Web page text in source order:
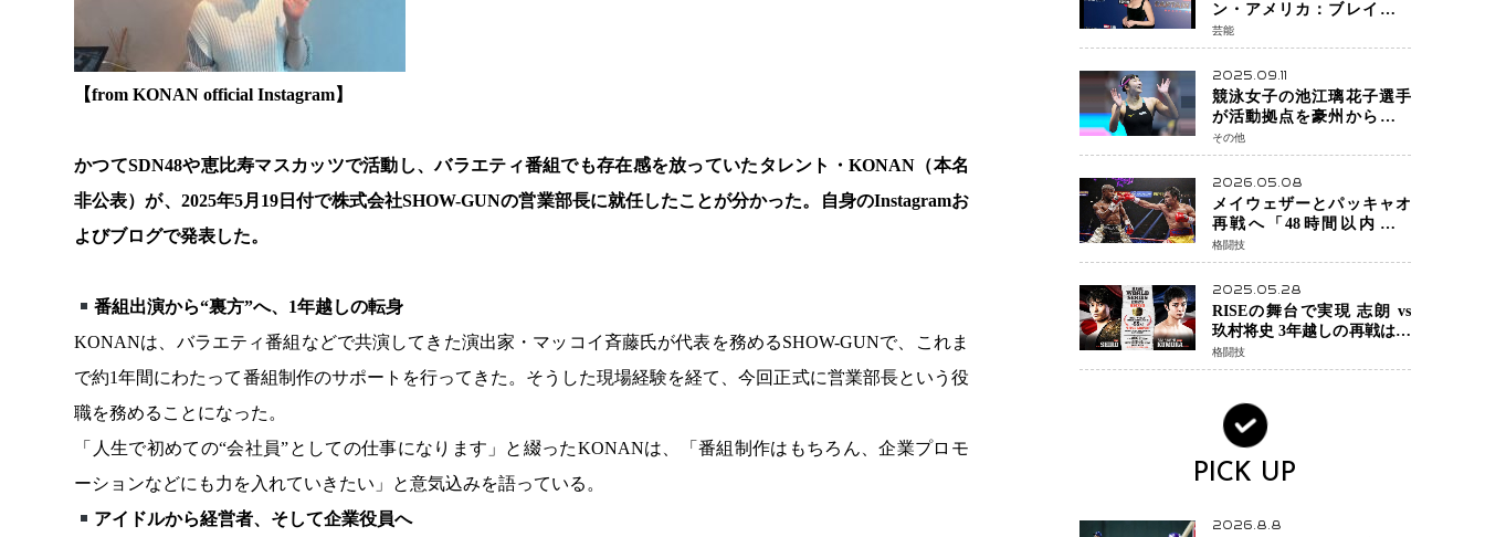
【from KONAN official Instagram】
かつてSDN48や恵比寿マスカッツで活動し、バラエティ番組でも存在感を放っていたタレント・KONAN（本名
非公表）が、2025年5月19日付で株式会社SHOW-GUNの営業部長に就任したことが分かった。自身のInstagramお
よびブログで発表した。
番組出演から“裏方”へ、1年越しの転身
KONANは、バラエティ番組などで共演してきた演出家・マッコイ斉藤氏が代表を務めるSHOW-GUNで、これま
で約1年間にわたって番組制作のサポートを行ってきた。そうした現場経験を経て、今回正式に営業部長という役
職を務めることになった。
「人生で初めての“会社員”としての仕事になります」と綴ったKONANは、「番組制作はもちろん、企業プロモ
ーションなどにも力を入れていきたい」と意気込みを語っている。
アイドルから経営者、そして企業役員へ
ン・アメリカ：ブレイブ・
ニュー・ワールド』 新ブラ
ック・ウィドウ役のシラ・
ハースとは！？
芸能
2025.09.11
競泳女子の池江璃花子選手
が活動拠点を豪州から日本
へ！ 豪州での挑戦を糧に、
28年ロサンゼルス五輪へ再
始動
その他
2026.05.08
メイウェザーとパッキャオ
再戦へ「48時間以内に決
着」公式戦かエキシビショ
ンか混迷続く
格闘技
2025.05.28
RISEの舞台で実現 志朗 vs
玖村将史 3年越しの再戦は世
界王座戦に！
格闘技
PICK UP
2026.8.8